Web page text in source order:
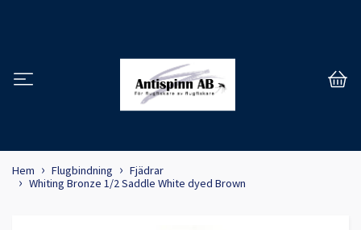
Hem Flugbindning
Fjädrar
Whiting Bronze 1/2 Saddle White dyed Brown